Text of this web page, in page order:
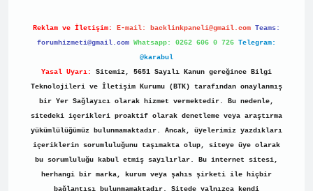
Reklam ve İletişim: E-mail: backlinkpaneli@gmail.com
Teams:
forumhizmeti@gmail.com Whatsapp: 0262 606 0 726
Telegram:
@karabul
Yasal Uyarı:
Sitemiz, 5651 Sayılı Kanun gereğince Bilgi
Teknolojileri ve İletişim Kurumu (BTK) tarafından onaylanmış
bir Yer Sağlayıcı olarak hizmet vermektedir. Bu nedenle,
sitedeki içerikleri proaktif olarak denetleme veya araştırma
yükümlülüğümüz bulunmamaktadır. Ancak, üyelerimiz yazdıkları
içeriklerin sorumluluğunu taşımakta olup, siteye üye olarak
bu sorumluluğu kabul etmiş sayılırlar. Bu internet sitesi,
herhangi bir marka, kurum veya şahıs şirketi ile hiçbir